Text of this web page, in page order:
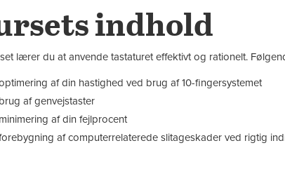
indhold
lærer du at anvende tastaturet effektivt og rationelt.
af din hastighed ved brug af 10-fingersystemet
brug af genvejstaster
minimering af din fejlprocent
af computerrelaterede slitageskader ved rigtig